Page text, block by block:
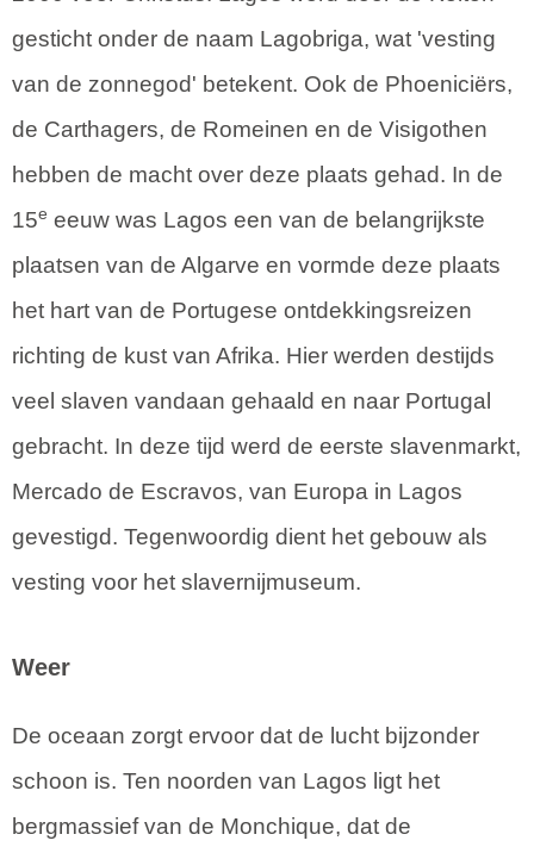
gesticht onder de naam Lagobriga, wat 'vesting
van de zonnegod' betekent. Ook de Phoeniciërs,
de Carthagers, de Romeinen en de Visigothen
hebben de macht over deze plaats gehad. In de
15e eeuw was Lagos een van de belangrijkste
plaatsen van de Algarve en vormde deze plaats
het hart van de Portugese ontdekkingsreizen
richting de kust van Afrika. Hier werden destijds
veel slaven vandaan gehaald en naar Portugal
gebracht. In deze tijd werd de eerste slavenmarkt,
Mercado de Escravos, van Europa in Lagos
gevestigd. Tegenwoordig dient het gebouw als
vesting voor het slavernijmuseum.
Weer
De oceaan zorgt ervoor dat de lucht bijzonder
schoon is. Ten noorden van Lagos ligt het
bergmassief van de Monchique, dat de